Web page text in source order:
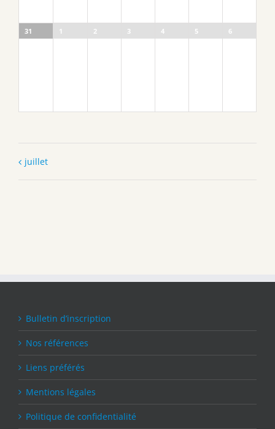
31 1 2 3 4 5 6
juillet
Bulletin d’inscription
Nos références
Liens préférés
Mentions légales
Politique de confidentialité